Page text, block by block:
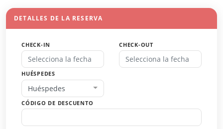
DETALLES DE LA RESERVA
CHECK-IN CHECK-OUT
HUÉSPEDES
Huéspedes
CÓDIGO DE DESCUENTO